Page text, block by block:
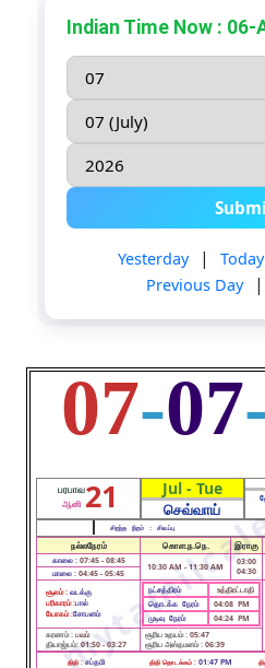
TN Govt
Indian Time Now :
Yesterday | Today
Previous Day
|
07-07
பரபாவ
ஆனி 21 Jul - Tue
செவ்வாய்
சிறந்த நிறம் : சிவப்பு
நல்லநேரம் கொள.ந.நெ. இராகு
காலை :07:45 - 08:45
10:30 AM - 11:30 AM
03:00
04:30
மாலை : 04:45 - 05:45
சூலம் : வடக்கு
பரிகாரம் :பால்
யோகம் :சோபனம்
நட்சத்திரம்
உத்திரட்டாதி
தொடக்க நேரம்
04:08 PM
முடிவு நேரம்
04:24 PM
கரணம் : பவம்
தியாஜ்யம்: 01:50 - 03:27
சூரிய உதயம் : 05:47
சூரிய அஸ்தமனம் : 06:39
திதி : சப்தமி திதி தொடக்கம் : 01:47 PM